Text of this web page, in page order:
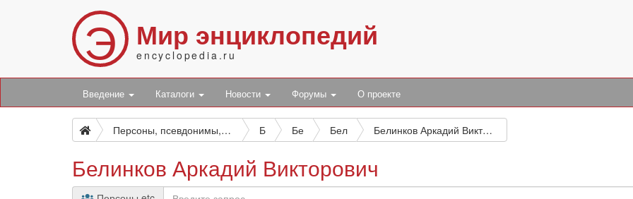
Э Мир энциклопедий
encyclopedia.ru
Введение Каталоги Новости Форумы О проекте
Персоны, псевдонимы, персонажи и боты Б Бе Бел Белинков Аркадий Викторович
Белинков Аркадий Викторович